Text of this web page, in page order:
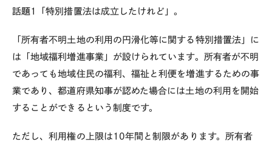
話題1「特別措置法は成立したけれど」。
「所有者不明土地の利用の円滑化等に関する特別措置法」に
は「地域福利増進事業」が設けられています。所有者が不明
であっても地域住民の福利、福祉と利便を増進するための事
業であり、都道府県知事が認めた場合には土地の利用を開始
することができるという制度です。
ただし、利用権の上限は10年間と制限があります。所有者